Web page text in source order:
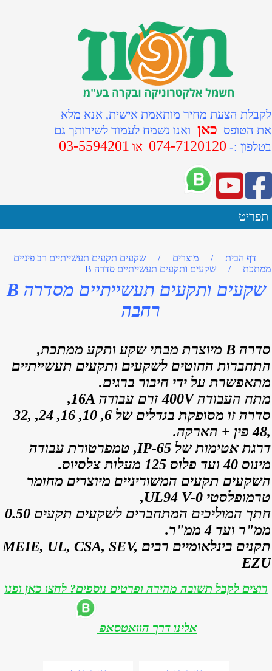
לקבלת הצעת מחיר מותאמת אישית, אנא מלא
את הטופס כאן ואנו נשמח לעמוד לשירותך גם
בטלפון :- 074-7120120 או 03-5594201
תפריט
דף הבית / מוצרים /
שקעים תקעים תעשייתיים רב פיניים
ממתכת
/ שקעים ותקעים תעשייתיים סדרה B
שקעים ותקעים תעשייתיים מסדרה B
רחבה
סדרה B מיוצרת מבתי שקע ותקע ממתכת,
התחברות החוטים לשקעים ותקעים תעשייתיים
מתאפשרת על ידי חיבור ברגים.
מתח העבודה 400V זרם עבודה 16A,
סדרה זו מסופקת בגדלים של 6, 10, 16, 24, ,32
,48 פין + הארקה.
דרגת אטימות של IP-65, טמפרטורת עבודה
מינוס 40 ועד פלוס 125 מעלות צלסיוס.
השקעים תקעים המשוריניים מיוצרים מחומר
טרמופלסטי UL94 V-0,
חתך המוליכים המתחברים לשקעים תקעים 0.50
ממ"ר ועד 4 ממ"ר.
תקנים בינלאומיים רבים MEIE, UL, CSA, SEV,
EZU
רוצים לקבל תשובה מהירה ופרטים נוספים? לחצו כאן ופנו
אלינו דרך הוואטסאפ